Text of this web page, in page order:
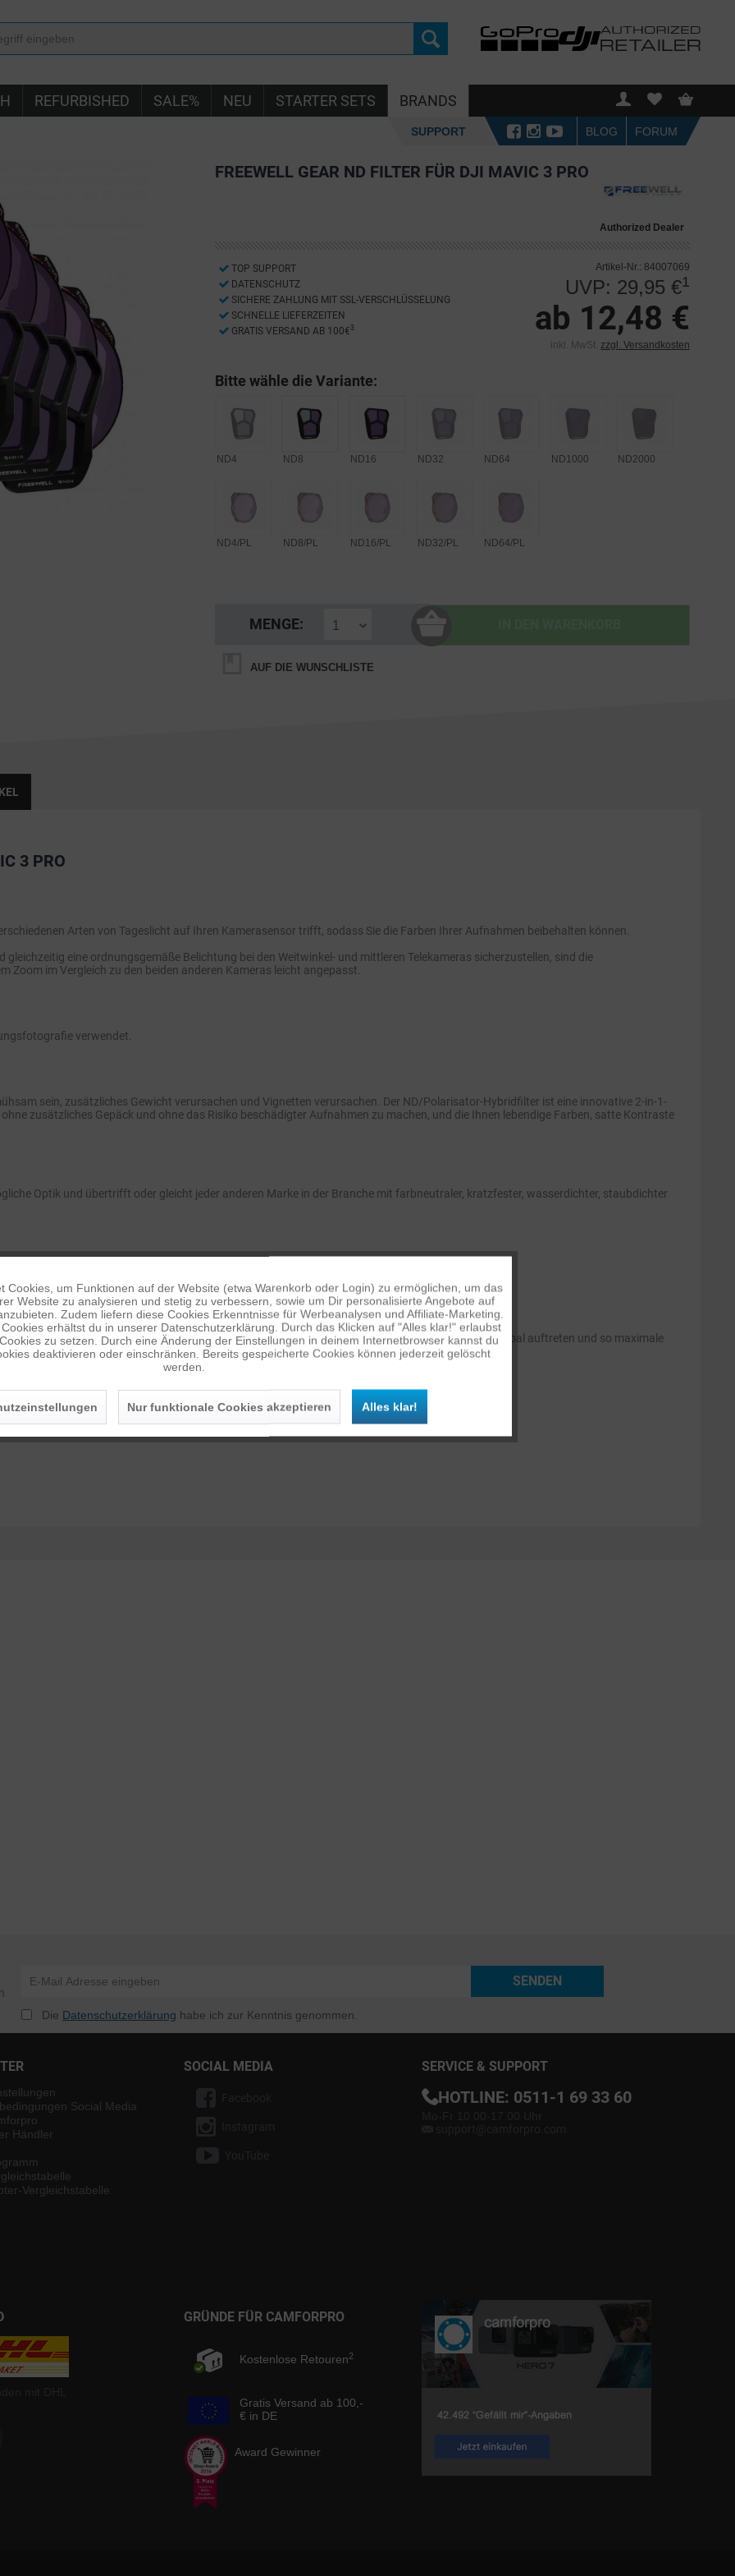
REFURBISHED SALE% NEU STARTER SETS BRANDS
SUPPORT BLOG FORUM
FREEWELL GEAR ND FILTER FÜR DJI MAVIC 3 PRO
Authorized Dealer
TOP SUPPORT
DATENSCHUTZ
SICHERE ZAHLUNG MIT SSL-VERSCHLÜSSELUNG
SCHNELLE LIEFERZEITEN
GRATIS VERSAND AB 100€ 3
Artikel-Nr.: 84007069
UVP: 29,95 €1
ab 12,48 €
inkl. MwSt. zzgl. Versandkosten
Bitte wähle die Variante:
ND4 ND8 ND16 ND32 ND64 ND1000 ND2000
ND4/PL ND8/PL ND16/PL ND32/PL ND64/PL
MENGE:
AUF DIE WUNSCHLISTE
3 PRO
Arten von Tageslicht auf Ihren Kamerasensor trifft, sodass Sie die Farben Ihrer Aufnahmen beibehalten können.
gleichzeitig eine ordnungsgemäße Belichtung bei den Weitwinkel- und mittleren Telekameras sicherzustellen, sind die
im Vergleich zu den beiden anderen Kameras leicht angepasst.
verwendet.
sein, zusätzliches Gewicht verursachen und Vignetten verursachen. Der ND/Polarisator-Hybridfilter ist eine innovative 2-in-1-
zusätzliches Gepäck und ohne das Risiko beschädigter Aufnahmen zu machen, und die Ihnen lebendige Farben, satte Kontraste
Optik und übertrifft oder gleicht jeder anderen Marke in der Branche mit farbneutraler, kratzfester, wasserdichter, staubdichter
drehen, bevor Sie einen neuen Filter installieren.
Filter für jede Drohne zu erstellen, die garantieren, dass keine negativen Auswirkungen auf den Gimbal auftreten und so maximale
SENDEN
Die Datenschutzerklärung habe ich zur Kenntnis genommen.
Social Media
Händler
Vergleichstabelle
SOCIAL MEDIA SERVICE & SUPPORT
HOTLINE: 0511-1 69 33 60
GRÜNDE FÜR CAMFORPRO
Kostenlose Retouren2
Gratis Versand ab 100,-
€ in DE
Award Gewinner
Aktiv
Inaktiv
Inaktiv
Cookies, um Funktionen auf der Website (etwa Warenkorb oder Login) zu ermöglichen, um das
Website zu analysieren und stetig zu verbessern, sowie um Dir personalisierte Angebote auf
Zudem liefern diese Cookies Erkenntnisse für Werbeanalysen und Affiliate-Marketing.
erhältst du in unserer Datenschutzerklärung. Durch das Klicken auf "Alles klar!" erlaubst
zu setzen. Durch eine Änderung der Einstellungen in deinem Internetbrowser kannst du
deaktivieren oder einschränken. Bereits gespeicherte Cookies können jederzeit gelöscht
werden.
Nur funktionale Cookies akzeptieren Alles klar!